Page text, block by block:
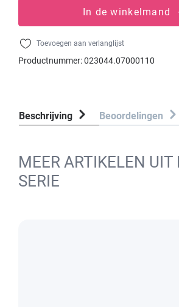
In de winkelmand
Toevoegen aan verlanglijst
Productnummer:023044.07000110
Beschrijving Beoordelingen
MEER ARTIKELEN UIT
SERIE